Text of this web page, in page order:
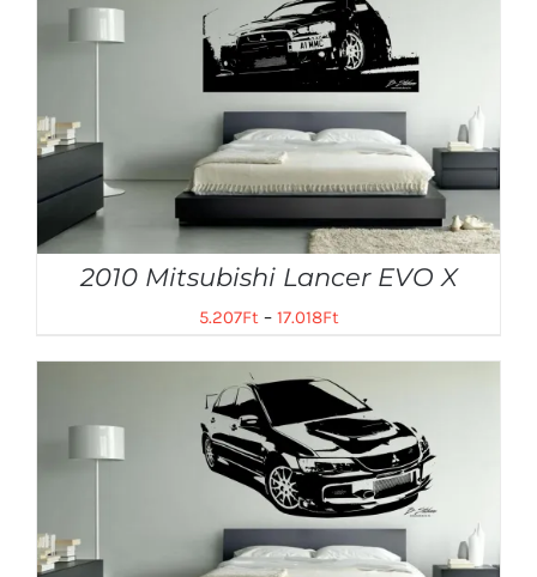
2010 Mitsubishi Lancer EVO X
5.207Ft– 17.018Ft